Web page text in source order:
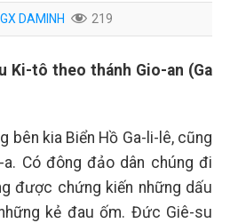
GX DAMINH 219
Ki-tô theo thánh Gio-an (Ga
bên kia Biển Hồ Ga-li-lê, cũng
Có đông đảo dân chúng đi
được chứng kiến những dấu
kẻ đau ốm. Đức Giê-su